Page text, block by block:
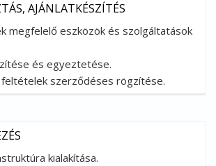
AJÁNLATKÉSZÍTÉS
megfelelő eszközök és szolgáltatások
és egyeztetése.
feltételek szerződéses rögzítése.
kialakítása.